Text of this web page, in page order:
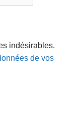
indésirables.
de vos